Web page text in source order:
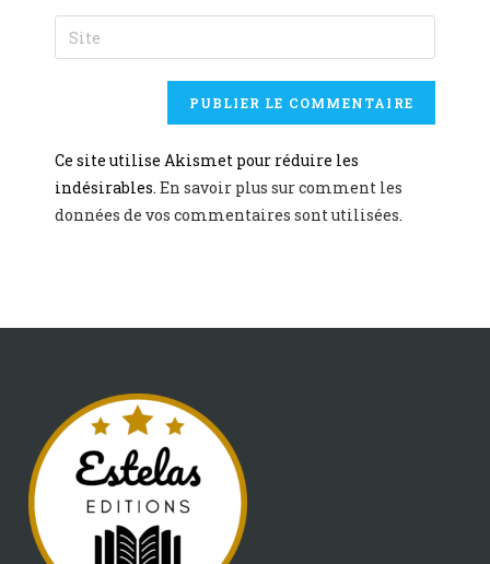
Ce site utilise Akismet pour réduire les
indésirables. En savoir plus sur comment les
données de vos commentaires sont utilisées.